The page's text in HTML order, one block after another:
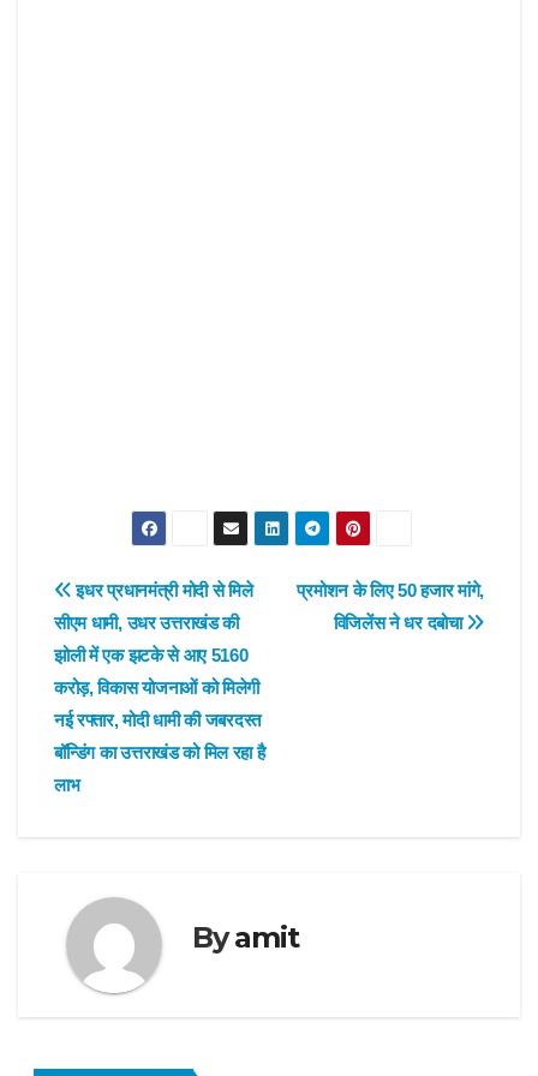
Post
navigation
प्रमोशन के लिए 50 हजार मांगे,
विजिलेंस ने धर दबोचा
इधर प्रधानमंत्री मोदी से मिले
सीएम धामी, उधर उत्तराखंड की
झोली में एक झटके से आए 5160
करोड़, विकास योजनाओं को मिलेगी
नई रफ्तार, मोदी धामी की जबरदस्त
बॉन्डिंग का उत्तराखंड को मिल रहा है
लाभ
Byamit